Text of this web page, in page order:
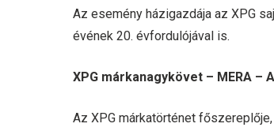
Az esemény házigazdája az XPG
évének 20. évfordulójával is.
XPG márkanagykövet – MERA –
Az XPG márkatörténet